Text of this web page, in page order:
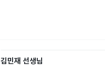
김민재 선생님